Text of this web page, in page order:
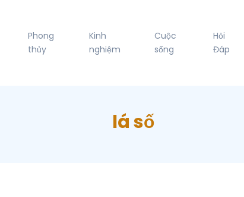
Phong
thủy
Kinh
nghiệm
Cuộc
sống
Hỏi
Đáp
lá số